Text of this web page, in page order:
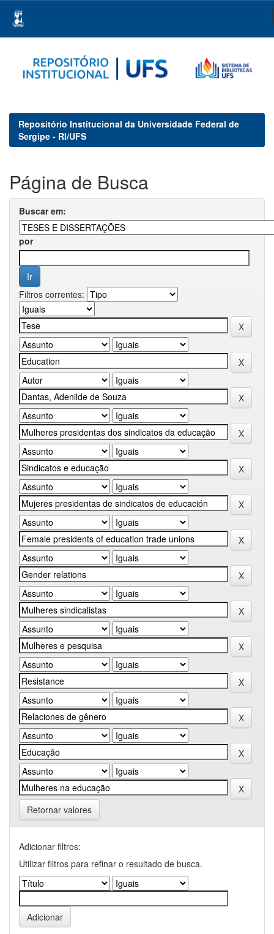
navigation
Repositório Institucional da Universidade Federal de
Sergipe - RI/UFS
Página de Busca
Buscar em:
por
Filtros correntes:
Retornar valores
Adicionar filtros:
Utilizar filtros para refinar o resultado de busca.